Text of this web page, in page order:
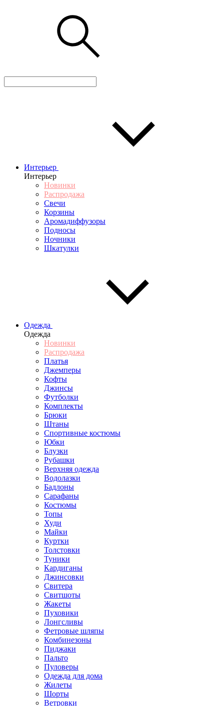
Интерьер
Интерьер
Новинки
Распродажа
Свечи
Корзины
Аромадиффузоры
Подносы
Ночники
Шкатулки
Одежда
Одежда
Новинки
Распродажа
Платья
Джемперы
Кофты
Джинсы
Футболки
Комплекты
Брюки
Штаны
Спортивные костюмы
Юбки
Блузки
Рубашки
Верхняя одежда
Водолазки
Бадлоны
Сарафаны
Костюмы
Топы
Худи
Майки
Куртки
Толстовки
Туники
Кардиганы
Джинсовки
Свитера
Свитшоты
Жакеты
Пуховики
Лонгсливы
Фетровые шляпы
Комбинезоны
Пиджаки
Пальто
Пуловеры
Одежда для дома
Жилеты
Шорты
Ветровки